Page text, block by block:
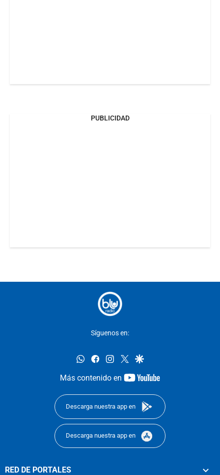
PUBLICIDAD
Síguenos en:
whatsappfacebookinstagram
twittergoogle
Más contenido en
youtube-
Descarga nuestra app en
Descarga nuestra app en
RED DE PORTALES